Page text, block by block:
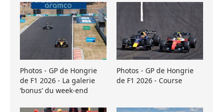
Photos - GP de Hongrie
de F1 2026 - La galerie
’bonus’ du week-end
Photos - GP de Hongrie
de F1 2026 - Course